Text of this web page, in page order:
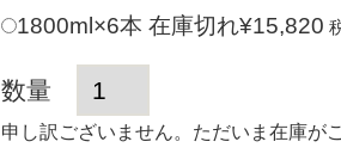
1800ml×6本 在庫切れ¥15,820
申し訳ございません。ただいま在庫が